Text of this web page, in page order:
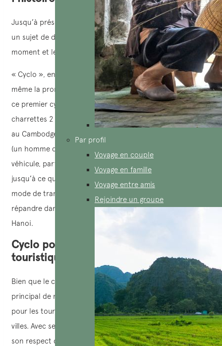
Par profil
Voyage en couple
Voyage en famille
Voyage entre amis
Rejoindre un groupe
Jusqu’à présent, l’origine historique de cyclo pousse reste
un sujet de débat dans plusieurs pays concernant le
moment et le lieu de l’invention du premier cyclo.
« Cyclo », en Vietnamien, il s’appelle « Xich Lo », avec
même la pronounciation. Il est intéressant de noter que
ce premier cyclo s’inspire et s’améliore à partir des
charrettes 2 roules du 18e siècle et a été initialement utilisé
au Cambodge. Pour promouvoir cette invention, Coupeaud
(un homme de francais) a entrepris un voyage avec ce
véhicule, partant de Phnom Penh pour parcourir 200 km
jusqu’à ce qui est aujourd’hui Saïgon. C’est ainsi que ce
mode de transport a été introduit à Saïgon avant de se
répandre dans d’autres grandes villes comme Hue et
Hanoi.
Cyclo pousse – La beauté de la culture
touristique vietnamienne
Bien que le cyclo pousse ne soit plus aussi le transport
principal de nos jours, il demeure une charmante option
pour les touristes visitant Saïgon et Hanoï ou les autres
villes. Avec ses avantages indéniables tels que sa praticité,
son respect de l’environnement (sans carburant et